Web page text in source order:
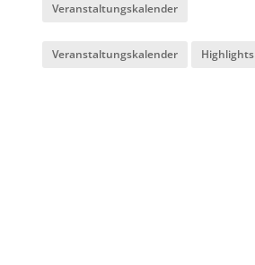
Veranstaltungskalender
Veranstaltungskalender Highlights